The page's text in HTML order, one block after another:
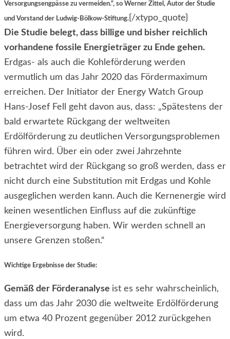
Versorgungsengpässe zu vermeiden.“, so Werner Zittel, Autor der Studie
und Vorstand der Ludwig-Bölkow-Stiftung.{/xtypo_quote}
Die Studie belegt, dass billige und bisher reichlich
vorhandene fossile Energieträger zu Ende gehen.
Erdgas- als auch die Kohleförderung werden
vermutlich um das Jahr 2020 das Fördermaximum
erreichen. Der Initiator der Energy Watch Group
Hans-Josef Fell geht davon aus, dass: „Spätestens der
bald erwartete Rückgang der weltweiten
Erdölförderung zu deutlichen Versorgungsproblemen
führen wird. Über ein oder zwei Jahrzehnte
betrachtet wird der Rückgang so groß werden, dass er
nicht durch eine Substitution mit Erdgas und Kohle
ausgeglichen werden kann. Auch die Kernenergie wird
keinen wesentlichen Einfluss auf die zukünftige
Energieversorgung haben. Wir werden schnell an
unsere Grenzen stoßen.“
Wichtige Ergebnisse der Studie:
Gemäß der Förderanalyse ist es sehr wahrscheinlich,
dass um das Jahr 2030 die weltweite Erdölförderung
um etwa 40 Prozent gegenüber 2012 zurückgehen
wird.